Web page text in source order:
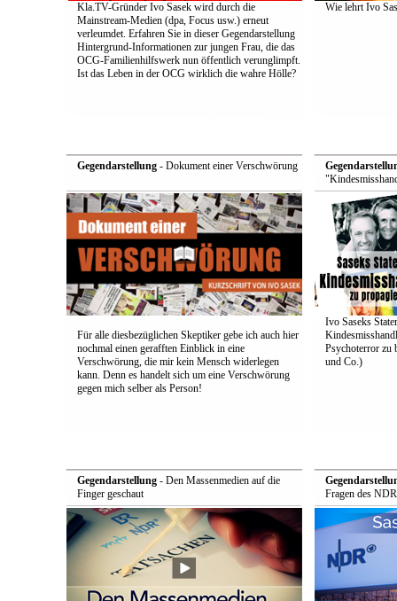
Kla.TV-Gründer Ivo Sasek wird durch die
Mainstream-Medien (dpa, Focus usw.) erneut
verleumdet. Erfahren Sie in dieser Gegendarstellung
Hintergrund-Informationen zur jungen Frau, die das
OCG-Familienhilfswerk nun öffentlich verunglimpft.
Ist das Leben in der OCG wirklich die wahre Hölle?
Wie lehrt Ivo
Gegendarstellung- Dokument einer Verschwörung
Für alle diesbezüglichen Skeptiker gebe ich auch hier
nochmal einen gerafften Einblick in eine
Verschwörung, die mir kein Mensch widerlegen
kann. Denn es handelt sich um eine Verschwörung
gegen mich selber als Person!
Ivo Saseks
Psychoterror zu
und Co.)
Gegendarstellung- Den Massenmedien auf die
Finger geschaut
Fragen des